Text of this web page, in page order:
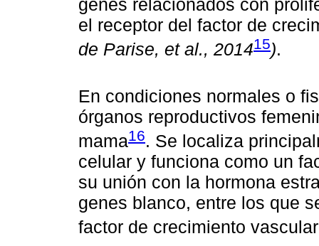
genes relacionados con
el receptor del factor de
de Parise, et al., 201415).
En condiciones normales o
órganos reproductivos
mama16. Se localiza
celular y funciona como un
su unión con la hormona
genes blanco, entre los que
factor de crecimiento